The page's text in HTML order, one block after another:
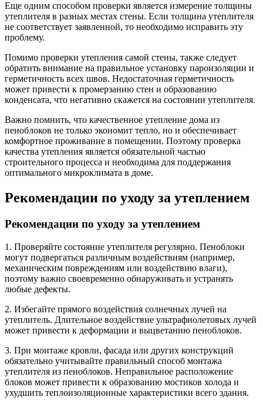
Еще одним способом проверки является измерение толщины
утеплителя в разных местах стены. Если толщина утеплителя
не соответствует заявленной, то необходимо исправить эту
проблему.
Помимо проверки утепления самой стены, также следует
обратить внимание на правильное установку пароизоляции и
герметичность всех швов. Недостаточная герметичность
может привести к промерзанию стен и образованию
конденсата, что негативно скажется на состоянии утеплителя.
Важно помнить, что качественное утепление дома из
пеноблоков не только экономит тепло, но и обеспечивает
комфортное проживание в помещении. Поэтому проверка
качества утепления является обязательной частью
строительного процесса и необходима для поддержания
оптимального микроклимата в доме.
Рекомендации по уходу за утеплением
Рекомендации по уходу за утеплением
1. Проверяйте состояние утеплителя регулярно. Пеноблоки
могут подвергаться различным воздействиям (например,
механическим повреждениям или воздействию влаги),
поэтому важно своевременно обнаруживать и устранять
любые дефекты.
2. Избегайте прямого воздействия солнечных лучей на
утеплитель. Длительное воздействие ультрафиолетовых лучей
может привести к деформации и выцветанию пеноблоков.
3. При монтаже кровли, фасада или других конструкций
обязательно учитывайте правильный способ монтажа
утеплителя из пеноблоков. Неправильное расположение
блоков может привести к образованию мостиков холода и
ухудшить теплоизоляционные характеристики всего здания.